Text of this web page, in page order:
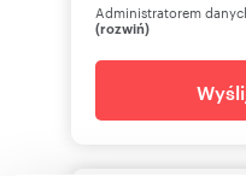
Administratorem
(rozwiń)